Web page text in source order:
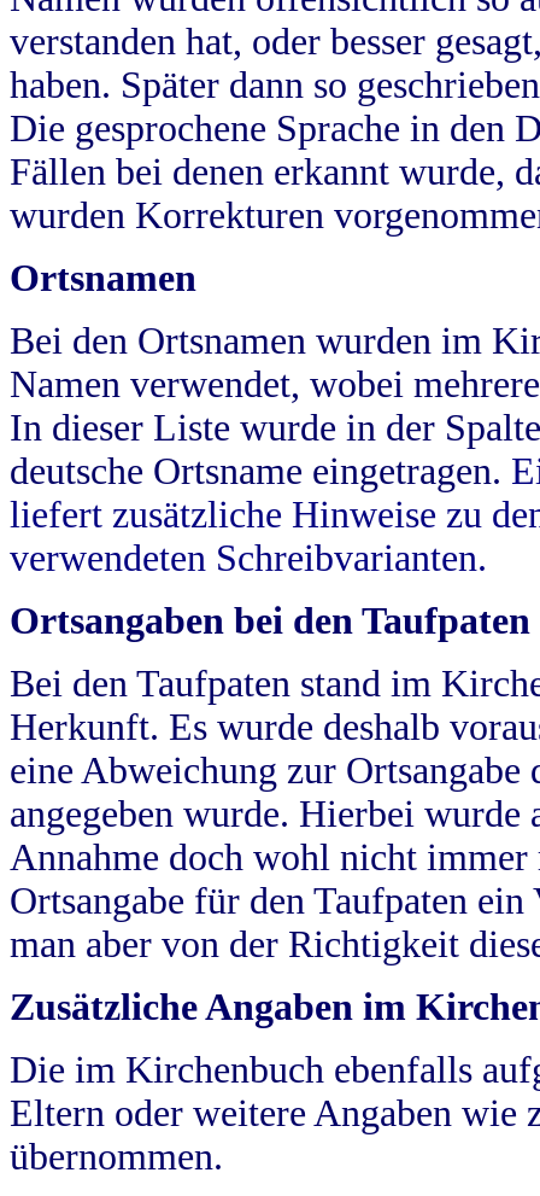
verstanden hat, oder besser
haben. Später dann so
Die gesprochene Sprache in
Fällen bei denen erkannt wurde,
wurden Korrekturen
Ortsnamen
Bei den Ortsnamen wurden im
Namen verwendet, wobei
In dieser Liste wurde in der
deutsche Ortsname eingetragen.
liefert zusätzliche Hinweise zu
verwendeten Schreibvarianten.
Ortsangaben bei den Taufpaten
Bei den Taufpaten stand im
Herkunft. Es wurde deshalb
eine Abweichung zur
angegeben wurde. Hierbei wurde
Annahme doch wohl nicht
Ortsangabe für den Taufpaten
man aber von der Richtigkeit
Zusätzliche Angaben im
Die im Kirchenbuch ebenfalls
Eltern oder weitere Angaben wie
übernommen.